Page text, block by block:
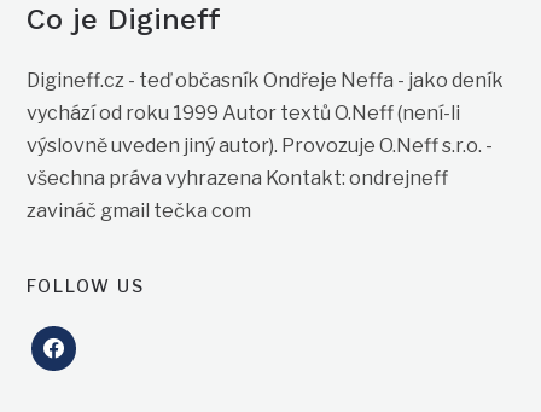
Co je Digineff
Digineff.cz - teď občasník Ondřeje Neffa - jako deník
vychází od roku 1999 Autor textů O.Neff (není-li
výslovně uveden jiný autor). Provozuje O.Neff s.r.o. -
všechna práva vyhrazena Kontakt: ondrejneff
zavináč gmail tečka com
FOLLOW US
facebook